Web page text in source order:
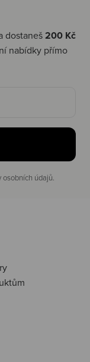
dostaneš200 Kč
nabídky přímo
údajů.